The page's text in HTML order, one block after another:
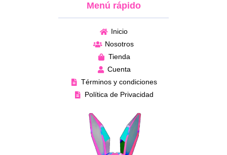
Menú rápido
Inicio
Nosotros
Tienda
Cuenta
Términos y condiciones
Política de Privacidad